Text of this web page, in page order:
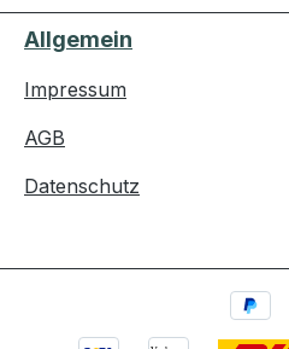
Allgemein
Impressum
AGB
Datenschutz